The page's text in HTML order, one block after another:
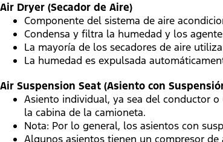
Air Dryer (Secador de Aire)
Componente del sistema de aire
Condensa y filtra la humedad y los
La mayoría de los secadores de aire
La humedad es expulsada
Air Suspension Seat (Asiento con
Asiento individual, ya sea del conductor
la cabina de la camioneta.
Nota: Por lo general, los asientos con
Algunos asientos tienen un compresor